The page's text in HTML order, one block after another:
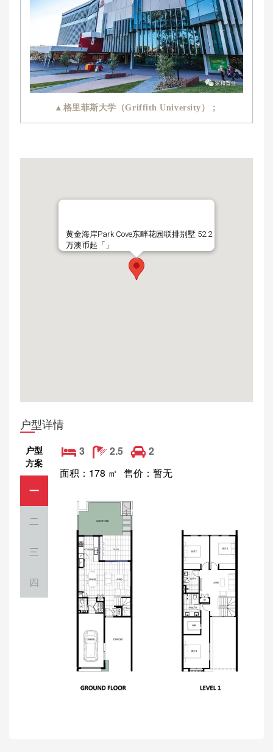
▲格里菲斯大学（Griffith University）；
黄金海岸Park Cove东畔花园联排别墅 52.2
万澳币起「」
户型详情
户型
方案
一
二
三
四
3 2.5
2
面积：178 ㎡ 售价：暂无